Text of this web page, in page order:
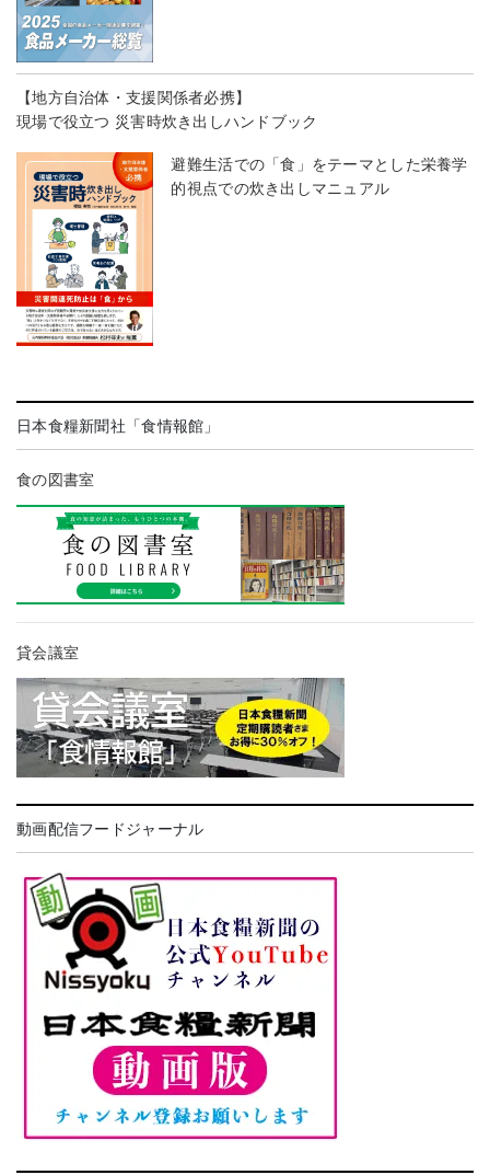
【地方自治体・支援関係者必携】
現場で役立つ 災害時炊き出しハンドブック
避難生活での「食」をテーマとした栄養学
的視点での炊き出しマニュアル
日本食糧新聞社「食情報館」
食の図書室
貸会議室
動画配信フードジャーナル